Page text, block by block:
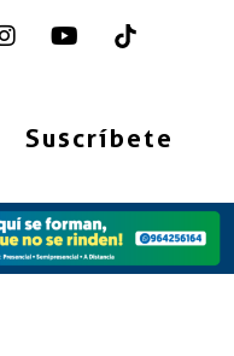
Suscríbete